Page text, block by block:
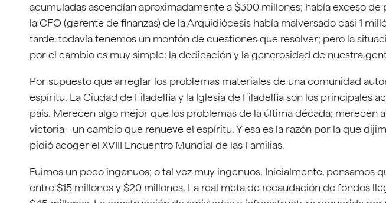
acumuladas ascendían aproximadamente a $300 millones; había exceso
la CFO (gerente de finanzas) de la Arquidiócesis había malversado casi 1
tarde, todavía tenemos un montón de cuestiones que resolver; pero la
por el cambio es muy simple: la dedicación y la generosidad de nuestra
Por supuesto que arreglar los problemas materiales de una comunidad
espíritu. La Ciudad de Filadelfia y la Iglesia de Filadelfia son los principales
país. Merecen algo mejor que los problemas de la última década; merecen
victoria –un cambio que renueve el espíritu. Y esa es la razón por la que
pidió acoger el XVIII Encuentro Mundial de las Familias.
Fuimos un poco ingenuos; o tal vez muy ingenuos. Inicialmente, pensamos
entre $15 millones y $20 millones. La real meta de recaudación de fondos